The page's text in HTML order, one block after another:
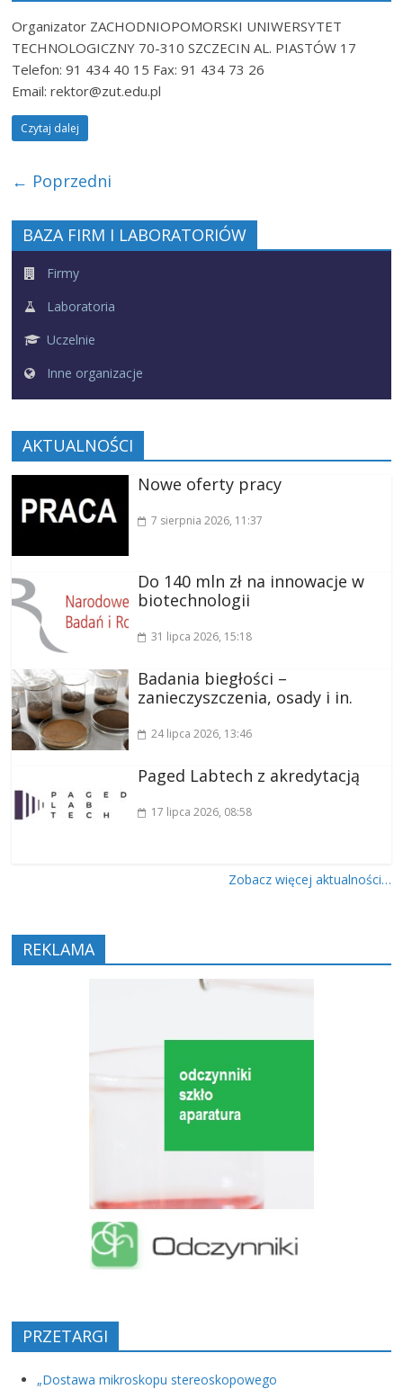
Organizator ZACHODNIOPOMORSKI UNIWERSYTET
TECHNOLOGICZNY 70-310 SZCZECIN AL. PIASTÓW 17
Telefon: 91 434 40 15 Fax: 91 434 73 26
Email: rektor@zut.edu.pl
Czytaj dalej
← Poprzedni
BAZA FIRM I LABORATORIÓW
Firmy
Laboratoria
Uczelnie
Inne organizacje
AKTUALNOŚCI
Nowe oferty pracy
7 sierpnia 2026, 11:37
Do 140 mln zł na innowacje w
biotechnologii
31 lipca 2026, 15:18
Badania biegłości –
zanieczyszczenia, osady i in.
24 lipca 2026, 13:46
Paged Labtech z akredytacją
17 lipca 2026, 08:58
Zobacz więcej aktualności…
REKLAMA
PRZETARGI
„Dostawa mikroskopu stereoskopowego